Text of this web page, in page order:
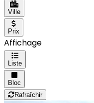
Ville
Prix
Affichage
Liste
Bloc
Rafraîchir